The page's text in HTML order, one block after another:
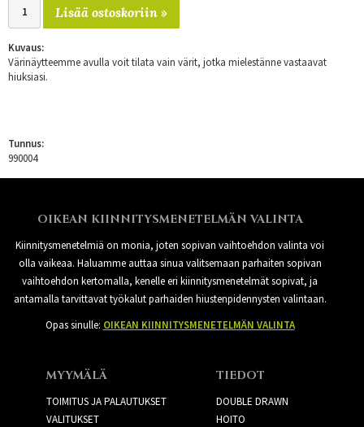
Lisää ostoskoriin »
Kuvaus:
Värinäytteemme avulla voit tilata vain värit, jotka mielestänne vastaavat
hiuksiasi.
Tunnus:
990004
OIKEAN KIINNITYSMENETELMÄN VALINTA
Kiinnitysmenetelmiä on monia, joten sopivan vaihtoehdon valinta voi
olla vaikeaa. Haluamme auttaa sinua valitsemaan parhaiten sopivan
vaihtoehdon kertomalla, kenelle eri kiinnitysmenetelmät sopivat, ja
antamalla tarvittavat työkalut parhaiden hiustenpidennysten valintaan.
Opas sinulle: OIKEAN KIINNITYSMENETELMÄN VALINTA
MYYMÄLÄ
TOIMITUS JA PALAUTUKSET
VALITUKSET
TIEDOT
DOUBLE DRAWN
HOITO